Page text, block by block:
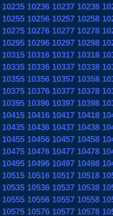
10235 10236 10237 10238
10255 10256 10257 10258
10275 10276 10277 10278
10295 10296 10297 10298
10315 10316 10317 10318
10335 10336 10337 10338
10355 10356 10357 10358
10375 10376 10377 10378
10395 10396 10397 10398
10415 10416 10417 10418
10435 10436 10437 10438
10455 10456 10457 10458
10475 10476 10477 10478
10495 10496 10497 10498
10515 10516 10517 10518
10535 10536 10537 10538
10555 10556 10557 10558
10575 10576 10577 10578